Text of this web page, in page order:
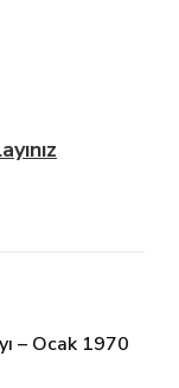
– Ocak 1970